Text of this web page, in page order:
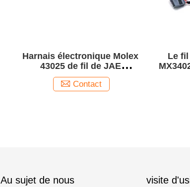
Harnais électronique Molex
43025 de fil de JAE
MX34016SF1 1400 connecteurs
Contact
Le
Au sujet de nous visite